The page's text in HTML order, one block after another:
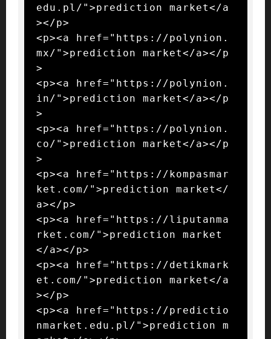
edu.pl/">prediction market</a
></p>
<p><a href="https://polynion.
mx/">prediction market</a></p
>
<p><a href="https://polynion.
in/">prediction market</a></p
>
<p><a href="https://polynion.
co/">prediction market</a></p
>
<p><a href="https://kompasmar
ket.com/">prediction market</
a></p>
<p><a href="https://liputanma
rket.com/">prediction market
</a></p>
<p><a href="https://detikmark
et.com/">prediction market</a
></p>
<p><a href="https://predictio
nmarket.edu.pl/">prediction m